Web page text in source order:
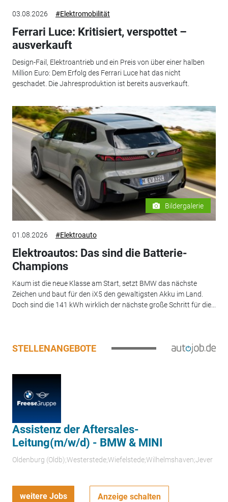
03.08.2026 #Elektromobilität
Ferrari Luce: Kritisiert, verspottet –
ausverkauft
Design-Fail, Elektroantrieb und ein Preis von über einer halben
Million Euro: Dem Erfolg des Ferrari Luce hat das nicht
geschadet. Die Jahresproduktion ist bereits ausverkauft.
Bildergalerie
01.08.2026 #Elektroauto
Elektroautos: Das sind die Batterie-
Champions
Kaum ist die neue Klasse am Start, setzt BMW das nächste
Zeichen und baut für den iX5 den gewaltigsten Akku im Land.
Doch sind die 141 kWh wirklich der nächste große Schritt für die...
STELLENANGEBOTE
Assistenz der Aftersales-
Leitung(m/w/d) - BMW & MINI
Oldenburg (Oldb);Westerstede;Wiefelstede;Wilhelmshaven;Jever
weitere Jobs Anzeige schalten